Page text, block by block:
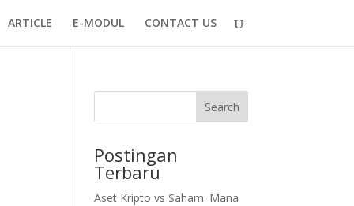
ARTICLE E-MODUL CONTACT US
Search
Postingan
Terbaru
Aset Kripto vs Saham: Mana